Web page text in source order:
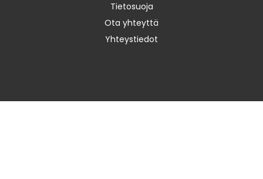
Tietosuoja
Ota yhteyttä
Yhteystiedot